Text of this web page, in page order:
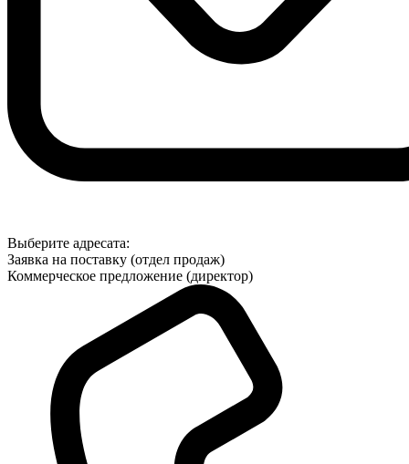
Выберите адресата:
Заявка на поставку (отдел продаж)
Коммерческое предложение (директор)